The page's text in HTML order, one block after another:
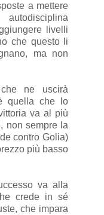
a mettere
livelli
che questo li
ma non
ne uscirà
quella che lo
va al più
non sempre la
contro Golia)
più basso
va alla
crede in sé
che impara